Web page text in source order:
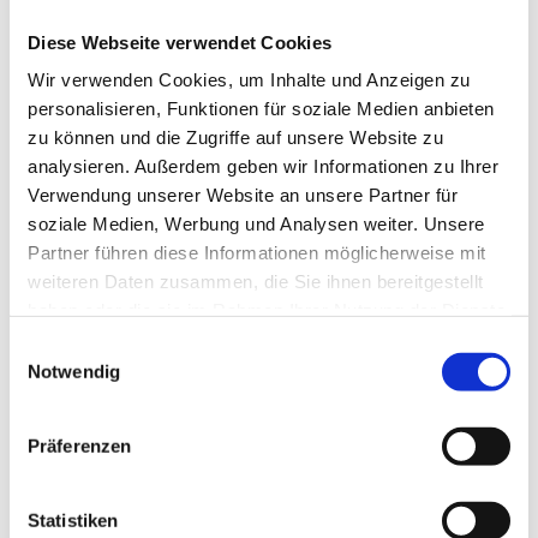
Diese Webseite verwendet Cookies
Wir verwenden Cookies, um Inhalte und Anzeigen zu
personalisieren, Funktionen für soziale Medien anbieten
zu können und die Zugriffe auf unsere Website zu
analysieren. Außerdem geben wir Informationen zu Ihrer
Verwendung unserer Website an unsere Partner für
soziale Medien, Werbung und Analysen weiter. Unsere
Partner führen diese Informationen möglicherweise mit
weiteren Daten zusammen, die Sie ihnen bereitgestellt
Notwendig
Präferenzen
Statistiken
Ausbildungsverhältnisses.
Das Arbeitsgericht hat der Klage stattgegeben, das
Landesarbeitsgericht hat sie abgewiesen. Die Revision
des Klägers hatte vor dem Sechsten Senat des
Bundesarbeitsgerichts keinen Erfolg. Die Kündigung
wurde gegenüber den Eltern des Klägers als dessen
gesetzlichen Vertreter erklärt.. Mit dem Einwurf in den
der Kündigung bewirkt. Die Ortsabwesenheit der Eltern
stand dem nicht entgegen. Für den Zugang reichte es
aus, dass das Schreiben in den Herrschaftsbereich der
Eltern gelangt war und sie es unter normalen